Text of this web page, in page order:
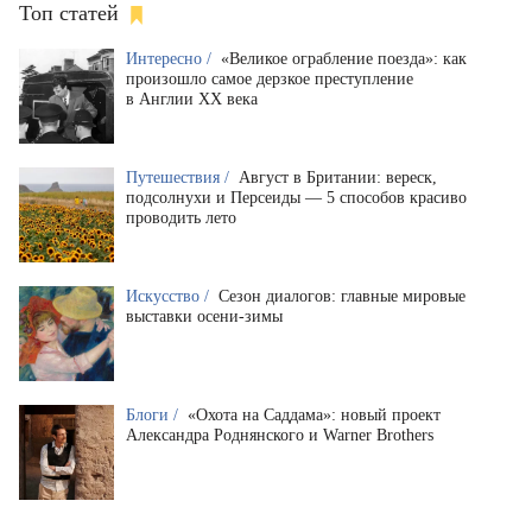
Топ статей
Интересно / «Великое ограбление поезда»: как
произошло самое дерзкое преступление
в Англии XX века
Путешествия / Август в Британии: вереск,
подсолнухи и Персеиды — 5 способов красиво
проводить лето
Искусство / Сезон диалогов: главные мировые
выставки осени-зимы
Блоги / «Охота на Саддама»: новый проект
Александра Роднянского и Warner Brothers